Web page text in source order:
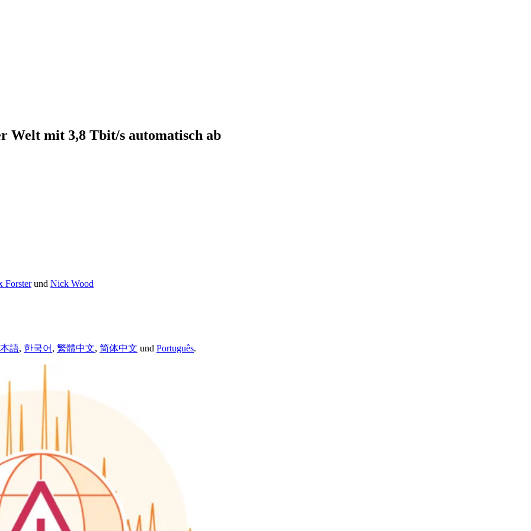
Welt mit 3,8 Tbit/s automatisch ab
Forsterund Nick Wood
語, 한국어 , 繁體中文, 简体中文 und Português.